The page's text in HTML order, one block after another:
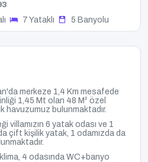
7 Yataklı 5 Banyolu
merkeze 1,4 Km mesafede
1,45 Mt olan 48 M² özel
havuzumuz bulunmaktadır.
villamızın 6 yatak odası ve 1
çift kişilik yatak, 1 odamızda da
4 odasında WC+banyo